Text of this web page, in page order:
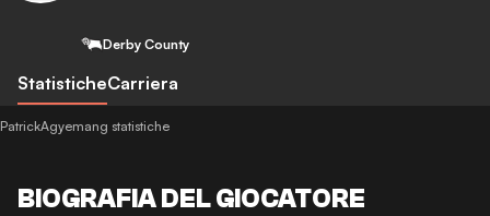
Derby County
StatisticheCarriera
PatrickAgyemang statistiche
BIOGRAFIA DEL GIOCATORE